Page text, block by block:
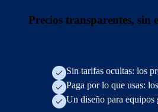
Precios transparentes, sin
Sin tarifas ocultas: los
Paga por lo que usas:
Un diseño para equipos